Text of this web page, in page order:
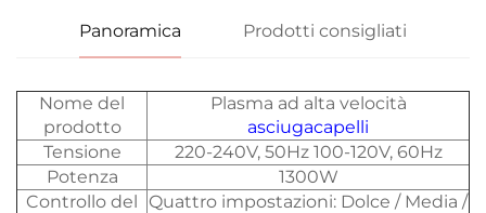
Panoramica Prodotti consigliati
Nome del
prodotto
Plasma ad alta velocità
asciugacapelli
Tensione
220-240V, 50Hz 100-120V, 60Hz
Potenza
1300W
Controllo del
Quattro impostazioni: Dolce / Media /